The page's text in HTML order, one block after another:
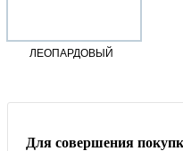
ЛЕОПАРДОВЫЙ
Для совершения